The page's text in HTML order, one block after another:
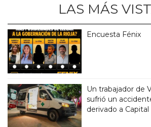
LAS MÁS
Encuesta Fénix
Un trabajador de
sufrió un
derivado a Capital